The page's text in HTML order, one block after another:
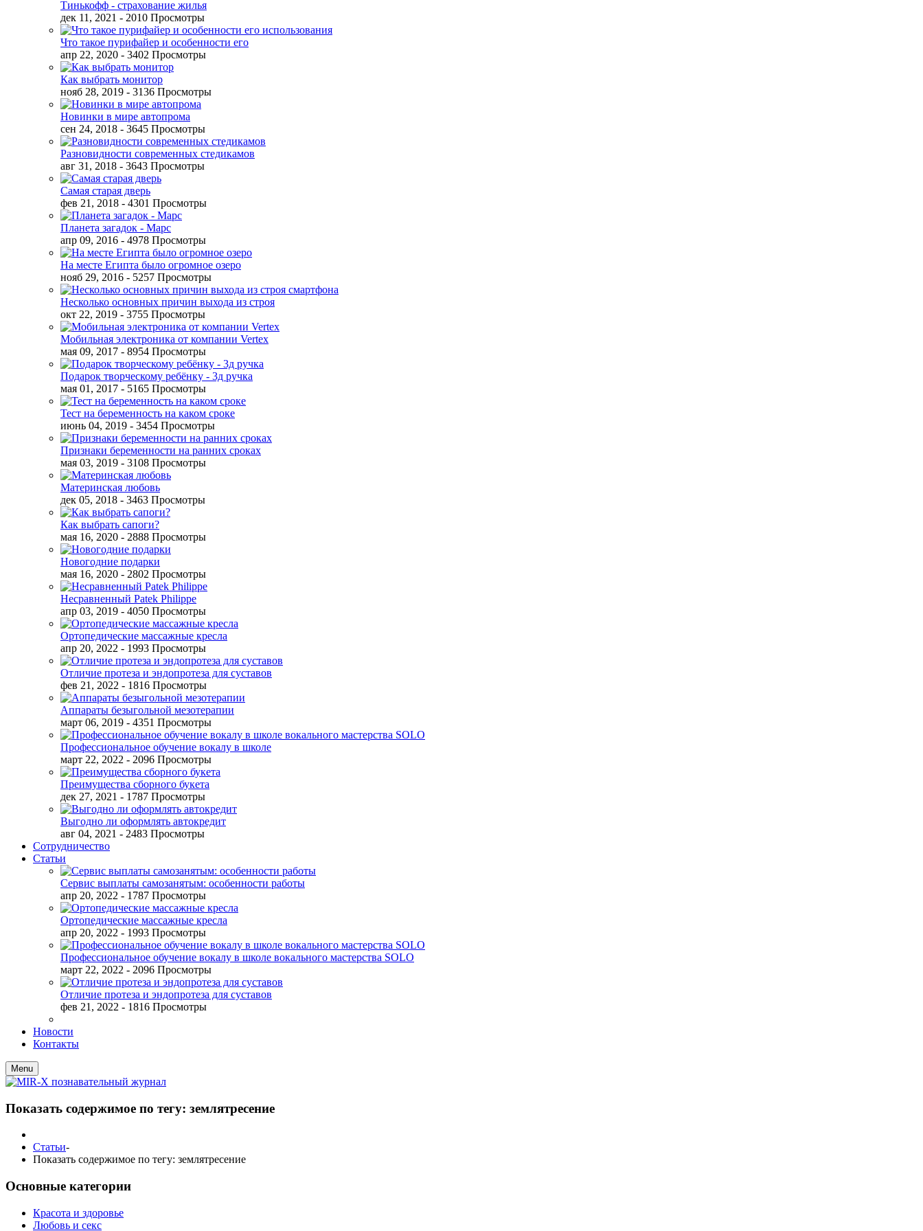
Тинькофф - страхование жилья
дек 11, 2021 - 2010 Просмотры
Что такое пурифайер и особенности его
апр 22, 2020 - 3402 Просмотры
Как выбрать монитор
нояб 28, 2019 - 3136 Просмотры
Новинки в мире автопрома
сен 24, 2018 - 3645 Просмотры
Разновидности современных стедикамов
авг 31, 2018 - 3643 Просмотры
Самая старая дверь
фев 21, 2018 - 4301 Просмотры
Планета загадок - Марс
апр 09, 2016 - 4978 Просмотры
На месте Египта было огромное озеро
нояб 29, 2016 - 5257 Просмотры
Несколько основных причин выхода из строя
окт 22, 2019 - 3755 Просмотры
Мобильная электроника от компании Vertex
мая 09, 2017 - 8954 Просмотры
Подарок творческому ребёнку - 3д ручка
мая 01, 2017 - 5165 Просмотры
Тест на беременность на каком сроке
июнь 04, 2019 - 3454 Просмотры
Признаки беременности на ранних сроках
мая 03, 2019 - 3108 Просмотры
Материнская любовь
дек 05, 2018 - 3463 Просмотры
Как выбрать сапоги?
мая 16, 2020 - 2888 Просмотры
Новогодние подарки
мая 16, 2020 - 2802 Просмотры
Несравненный Patek Philippe
апр 03, 2019 - 4050 Просмотры
Ортопедические массажные кресла
апр 20, 2022 - 1993 Просмотры
Отличие протеза и эндопротеза для суставов
фев 21, 2022 - 1816 Просмотры
Аппараты безыгольной мезотерапии
март 06, 2019 - 4351 Просмотры
Профессиональное обучение вокалу в школе
март 22, 2022 - 2096 Просмотры
Преимущества сборного букета
дек 27, 2021 - 1787 Просмотры
Выгодно ли оформлять автокредит
авг 04, 2021 - 2483 Просмотры
Сотрудничество
Статьи
Сервис выплаты самозанятым: особенности работы
апр 20, 2022 - 1787 Просмотры
Ортопедические массажные кресла
апр 20, 2022 - 1993 Просмотры
Профессиональное обучение вокалу в школе вокального мастерства SOLO
март 22, 2022 - 2096 Просмотры
Отличие протеза и эндопротеза для суставов
фев 21, 2022 - 1816 Просмотры
Новости
Контакты
Menu
Показать содержимое по тегу: землятресение
Статьи-
Показать содержимое по тегу: землятресение
Основные категории
Красота и здоровье
Любовь и секс